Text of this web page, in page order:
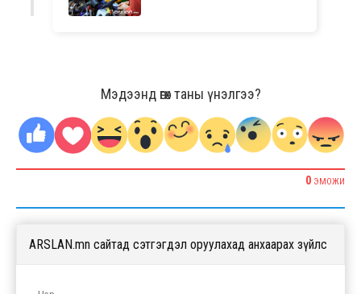
Мэдээнд өгөх таны үнэлгээ?
0 ЭМОЖИ
ARSLAN.mn сайтад сэтгэгдэл оруулахад анхаарах зүйлс